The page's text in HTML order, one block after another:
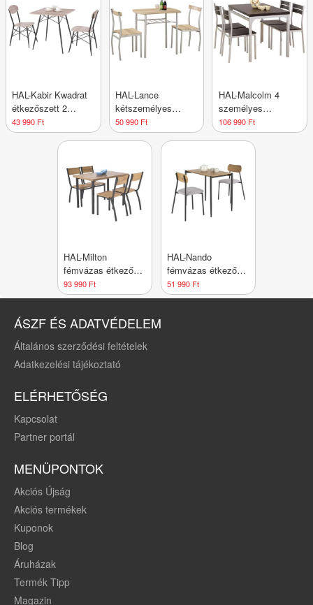
HAL-Kabir Kwadrat
étkezőszett 2
étkezőszékkel
43 990 Ft
HAL-Lance
kétszemélyes
étkezőszett
50 990 Ft
HAL-Malcolm 4
személyes
fémvázas étkező
garnitúra
106 990 Ft
HAL-Milton
fémvázas étkező
garnitúra 4 székkel
93 990 Ft
HAL-Nando
fémvázas étkező
garnitúra 2 székkel
51 990 Ft
ÁSZF ÉS ADATVÉDELEM
Általános szerződési feltételek
Adatkezelési tájékoztató
ELÉRHETŐSÉG
Kapcsolat
Partner portál
MENÜPONTOK
Akciós Újság
Akciós termékek
Kuponok
Blog
Áruházak
Termék Tipp
Magazin